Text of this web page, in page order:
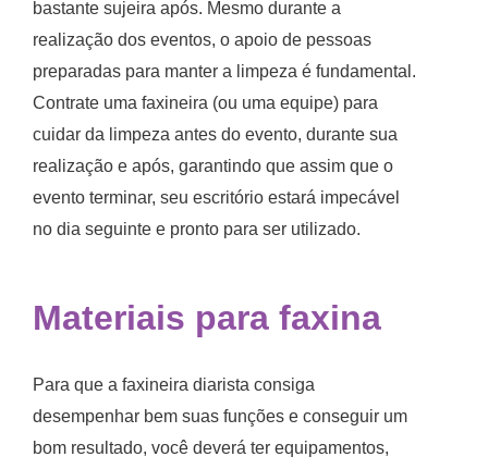
bastante sujeira após. Mesmo durante a
realização dos eventos, o apoio de pessoas
preparadas para manter a limpeza é fundamental.
Contrate uma faxineira (ou uma equipe) para
cuidar da limpeza antes do evento, durante sua
realização e após, garantindo que assim que o
evento terminar, seu escritório estará impecável
no dia seguinte e pronto para ser utilizado.
Materiais para faxina
Para que a faxineira diarista consiga
desempenhar bem suas funções e conseguir um
bom resultado, você deverá ter equipamentos,